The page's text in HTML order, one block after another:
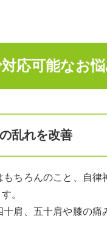
応可能なお
乱れを改善
ちろんのこと、自
。
肩、五十肩や膝の痛